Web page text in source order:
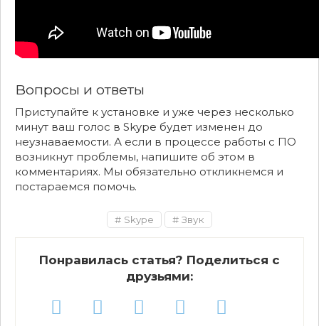
Вопросы и ответы
Приступайте к установке и уже через несколько
минут ваш голос в Skype будет изменен до
неузнаваемости. А если в процессе работы с ПО
возникнут проблемы, напишите об этом в
комментариях. Мы обязательно откликнемся и
постараемся помочь.
Skype Звук
Понравилась статья? Поделиться с
друзьями: